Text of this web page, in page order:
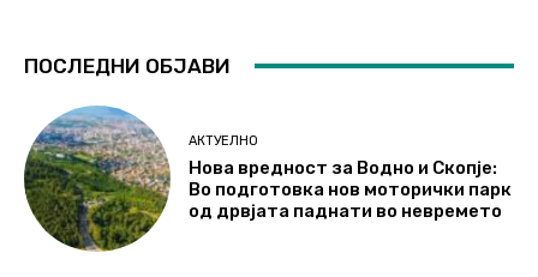
ПОСЛЕДНИ ОБЈАВИ
АКТУЕЛНО
Нова вредност за Водно и Скопје:
Во подготовка нов моторички парк
од дрвјата паднати во невремето